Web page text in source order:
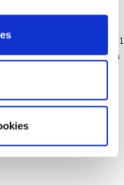
Kolli: 1
org. nr. 12021302 Majolica